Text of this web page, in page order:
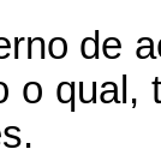
de
o